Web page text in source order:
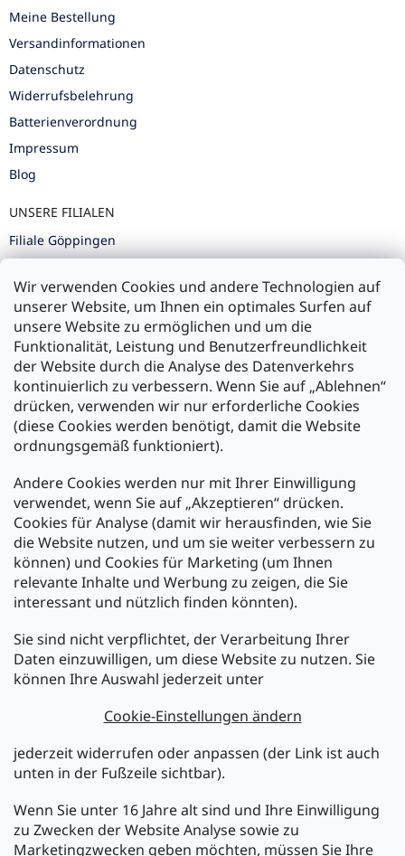
Wir verwenden Cookies und andere Technologien auf
unserer Website, um Ihnen ein optimales Surfen auf
unsere Website zu ermöglichen und um die
Funktionalität, Leistung und Benutzerfreundlichkeit
der Website durch die Analyse des Datenverkehrs
kontinuierlich zu verbessern. Wenn Sie auf „Ablehnen“
drücken, verwenden wir nur erforderliche Cookies
(diese Cookies werden benötigt, damit die Website
ordnungsgemäß funktioniert).
Andere Cookies werden nur mit Ihrer Einwilligung
verwendet, wenn Sie auf „Akzeptieren“ drücken.
Cookies für Analyse (damit wir herausfinden, wie Sie
die Website nutzen, und um sie weiter verbessern zu
können) und Cookies für Marketing (um Ihnen
relevante Inhalte und Werbung zu zeigen, die Sie
interessant und nützlich finden könnten).
Sie sind nicht verpflichtet, der Verarbeitung Ihrer
Daten einzuwilligen, um diese Website zu nutzen. Sie
können Ihre Auswahl jederzeit unter
Cookie-Einstellungen ändern
jederzeit widerrufen oder anpassen (der Link ist auch
unten in der Fußzeile sichtbar).
Wenn Sie unter 16 Jahre alt sind und Ihre Einwilligung
zu Zwecken der Website Analyse sowie zu
Marketingzwecken geben möchten, müssen Sie Ihre
Meine Bestellung
Versandinformationen
Datenschutz
Widerrufsbelehrung
Batterienverordnung
Impressum
Blog
UNSERE FILIALEN
Filiale Göppingen
Filiale Ulm
Zahlung und Versand
Versand mit:
Zahlarten:
Newsletter abonnieren
Legen Sie Ihre E-Mail ein und wir werden Ihnen Informationen
über neue Produkte in unserem E-Shop zusenden.
E-Mail
Melden Sie sich jetzt für den mükra Newsletter an,
kostenlos und jederzeit kündbar! Mit der Anmeldung zum
Newsletter bestätigen Sie Ihr Einverständnis mit der
Datenschutzerklärung.